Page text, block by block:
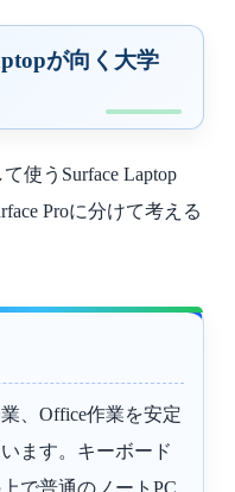
が向く大学
使うSurface Laptop
Proに分けて考える
、Office作業を安定
ます。キーボード